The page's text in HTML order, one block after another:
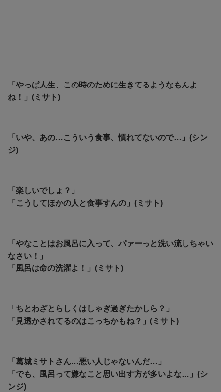
「やっぱ人生、この時のために生きてるようなもんよ
ね！」(ミサト)
「いや、あの…こういう食事、慣れてないので…」(シン
ジ)
「楽しいでしょ？」
「こうしてほかの人と食事すんの」(ミサト)
「やなことはお風呂に入って、パァーっと洗い流しちゃい
なさい！」
「風呂は命の洗濯よ！」(ミサト)
「ちとわざとらしくはしゃぎ過ぎたかしら？」
「見透かされてるのはこっちかもね？」(ミサト)
「葛城ミサトさん…悪い人じゃないんだ…」
「でも、風呂って嫌なこと思い出す方が多いよな…」(シ
ンジ)